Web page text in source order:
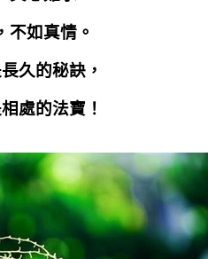
不如真情。
久的秘訣，
處的法寶！